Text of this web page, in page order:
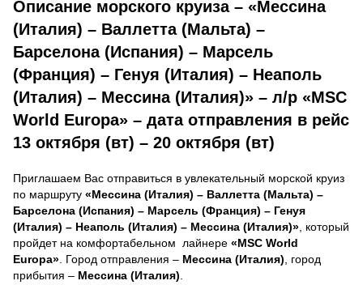
Описание морского круиза – «Мессина
(Италия) – Валлетта (Мальта) –
Барселона (Испания) – Марсель
(Франция) – Генуя (Италия) – Неаполь
(Италия) – Мессина (Италия)» – л/р «MSC
World Europa» – дата отправления в рейс
13 октября (вт) – 20 октября (вт)
Приглашаем Вас отправиться в увлекательный морской круиз
по маршруту «Мессина (Италия) – Валлетта (Мальта) –
Барселона (Испания) – Марсель (Франция) – Генуя
(Италия) – Неаполь (Италия) – Мессина (Италия)» , который
пройдет на комфортабельном лайнере «MSC World
Europa» . Город отправления – Мессина (Италия) , город
прибытия – Мессина (Италия)